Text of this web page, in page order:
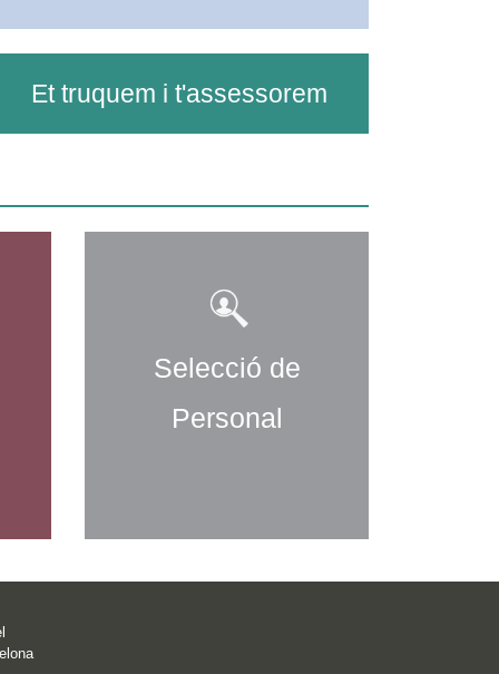
Et truquem i t'assessorem
Selecció de
Personal